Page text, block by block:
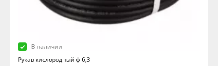
В наличии
Рукав кислородный ф 6,3